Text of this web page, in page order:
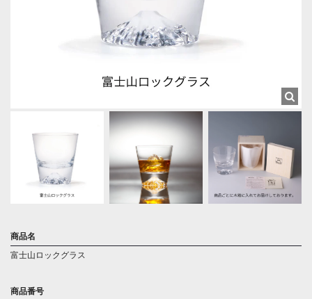
富士山ロックグラス
商品番号